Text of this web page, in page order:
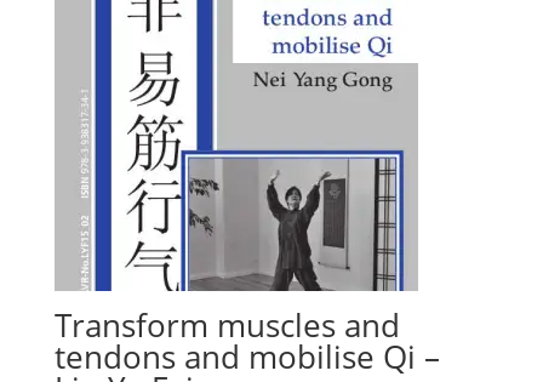
Transform muscles and
tendons and mobilise Qi –